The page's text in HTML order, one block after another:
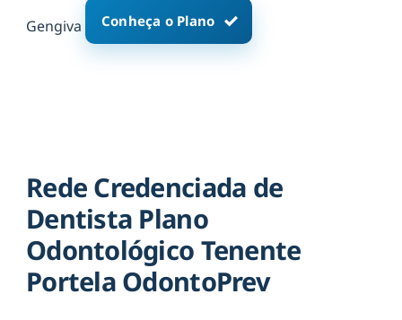
Gengiva Conheça o Plano
Rede Credenciada de
Dentista Plano
Odontológico Tenente
Portela OdontoPrev